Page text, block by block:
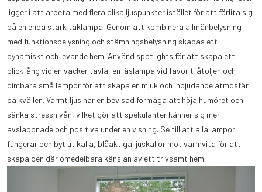
ligger i att arbeta med flera olika ljuspunkter istället för att förlita sig
på en enda stark taklampa. Genom att kombinera allmänbelysning
med funktionsbelysning och stämningsbelysning skapas ett
dynamiskt och levande hem. Använd spotlights för att skapa ett
blickfång vid en vacker tavla, en läslampa vid favoritfåtöljen och
dimbara små lampor för att skapa en mjuk och inbjudande atmosfär
på kvällen. Varmt ljus har en bevisad förmåga att höja humöret och
sänka stressnivån, vilket gör att spekulanter känner sig mer
avslappnade och positiva under en visning. Se till att alla lampor
fungerar och byt ut kalla, blåaktiga ljuskällor mot varmvita för att
skapa den där omedelbara känslan av ett trivsamt hem.